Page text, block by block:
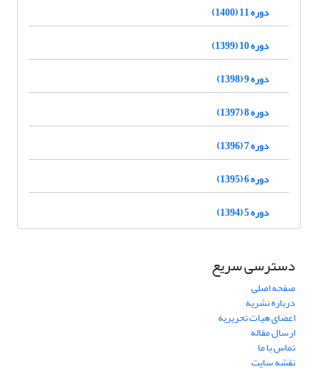
دوره 11 (1400)
دوره 10 (1399)
دوره 9 (1398)
دوره 8 (1397)
دوره 7 (1396)
دوره 6 (1395)
دوره 5 (1394)
دسترسی سریع
صفحه اصلی
درباره نشریه
اعضای هیات تحریریه
ارسال مقاله
تماس با ما
نقشه سایت